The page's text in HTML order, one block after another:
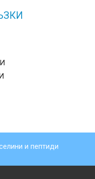
и пептиди